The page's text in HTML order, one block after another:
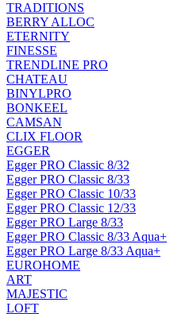
TRADITIONS
BERRY ALLOC
ETERNITY
FINESSE
TRENDLINE PRO
CHATEAU
BINYLPRO
BONKEEL
CAMSAN
CLIX FLOOR
EGGER
Egger PRO Classic 8/32
Egger PRO Classic 8/33
Egger PRO Classic 10/33
Egger PRO Classic 12/33
Egger PRO Large 8/33
Egger PRO Classic 8/33 Aqua+
Egger PRO Large 8/33 Aqua+
EUROHOME
ART
MAJESTIC
LOFT